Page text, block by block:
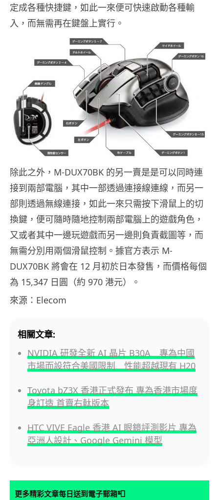
定成各種快捷鍵，如此一來便可快速啟動各種輸
入，而無需再在鍵盤上實行。
除此之外，M-DUX70BK 的另一賣是是可以同時連
接到兩部電腦，其中一部透過連接線連線，而另一
部則透過無線連接，如此一來只需按下滑鼠上的切
換鍵，便可隨時隨地控制兩部電腦上的遊戲角色，
又或者其中一邊玩遊戲而另一邊則負責截圖等，而
無需分別用兩個滑鼠控制。據官方表示 M-
DUX70BK 將會在 12 月初於日本發售，而價格每個
為 15,347 日圓（約 970 港元）。
來源：Elecom
相關文章:
NVIDIA 研發全新 AI 晶片 B30A 專為中國
市場而設符合美國限制 性能超越現有 H20
Toyota bZ3X 香港正式發布 專為香港市場度
身訂造 首賣右軚版本
HTC VIVE Eagle 香港 AI 眼鏡評測影片 專為
亞洲人設計、Google Gemini 模型
更多精彩文章每日送到電子郵箱📮